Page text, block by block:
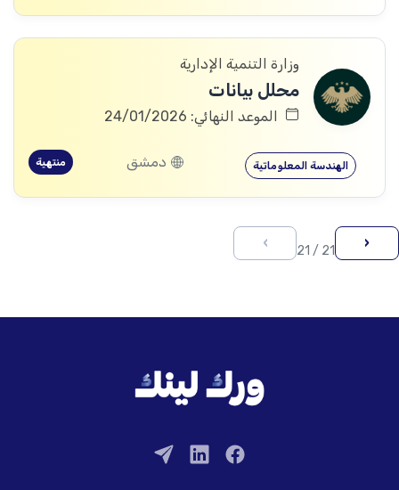
وزارة التنمية الإدارية
محلل بيانات
الموعد النهائي: 24/01/2026
الهندسة المعلوماتية دمشق منتهية
‹
21 / 21
›